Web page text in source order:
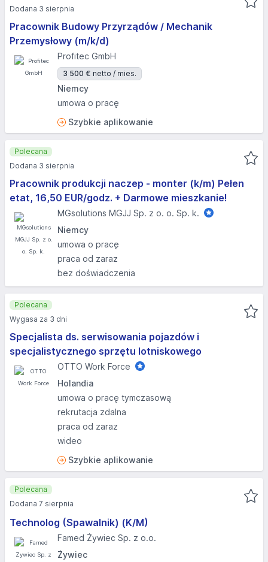
Pracownik Budowy Przyrządów / Mechanik
Przemysłowy (m/k/d)
Profitec GmbH
3 500 € netto / mies.
Niemcy
umowa o pracę
Szybkie aplikowanie
Dodana 3 sierpnia
Pracownik produkcji naczep - monter (k/m) Pełen
etat, 16,50 EUR/godz. + Darmowe mieszkanie!
MGsolutions MGJJ Sp. z o. o. Sp. k.
Niemcy
umowa o pracę
praca od zaraz
bez doświadczenia
Polecana
Dodana 3 sierpnia
Specjalista ds. serwisowania pojazdów i
specjalistycznego sprzętu lotniskowego
OTTO Work Force
Holandia
umowa o pracę tymczasową
rekrutacja zdalna
praca od zaraz
wideo
Szybkie aplikowanie
Polecana
Wygasa za 3 dni
Technolog (Spawalnik) (K/M)
Famed Żywiec Sp. z o.o.
Żywiec
Polecana
Dodana 7 sierpnia